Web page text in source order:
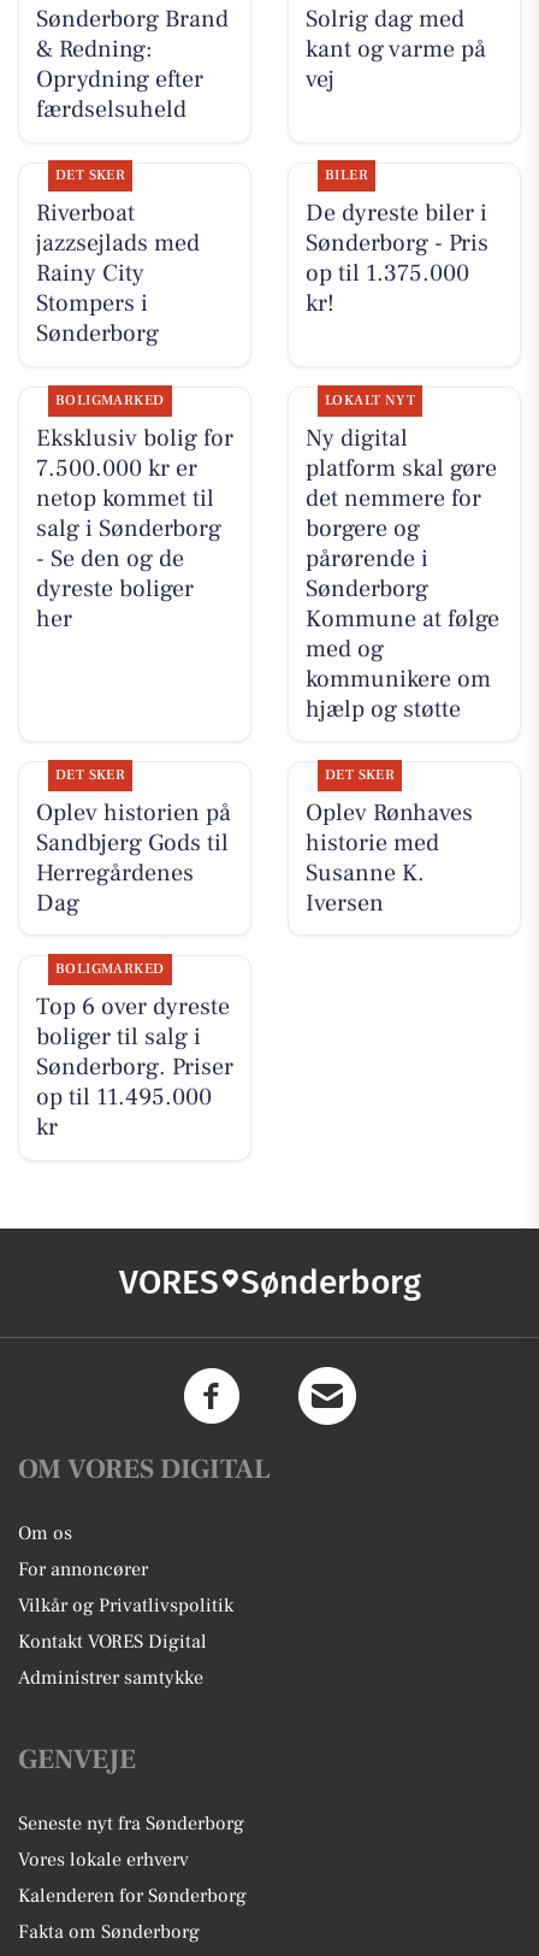
Sønderborg Brand
& Redning:
Oprydning efter
færdselsuheld
Solrig dag med
kant og varme på
vej
DET SKER
Riverboat
jazzsejlads med
Rainy City
Stompers i
Sønderborg
BILER
De dyreste biler i
Sønderborg - Pris
op til 1.375.000
kr!
BOLIGMARKED
Eksklusiv bolig for
7.500.000 kr er
netop kommet til
salg i Sønderborg
- Se den og de
dyreste boliger
her
LOKALT NYT
Ny digital
platform skal gøre
det nemmere for
borgere og
pårørende i
Sønderborg
Kommune at følge
med og
kommunikere om
hjælp og støtte
DET SKER
Oplev historien på
Sandbjerg Gods til
Herregårdenes
Dag
DET SKER
Oplev Rønhaves
historie med
Susanne K.
Iversen
BOLIGMARKED
Top 6 over dyreste
boliger til salg i
Sønderborg. Priser
op til 11.495.000
kr
VORES Sønderborg
OM VORES DIGITAL
Om os
For annoncører
Vilkår og Privatlivspolitik
Kontakt VORES Digital
Administrer samtykke
GENVEJE
Seneste nyt fra Sønderborg
Vores lokale erhverv
Kalenderen for Sønderborg
Fakta om Sønderborg